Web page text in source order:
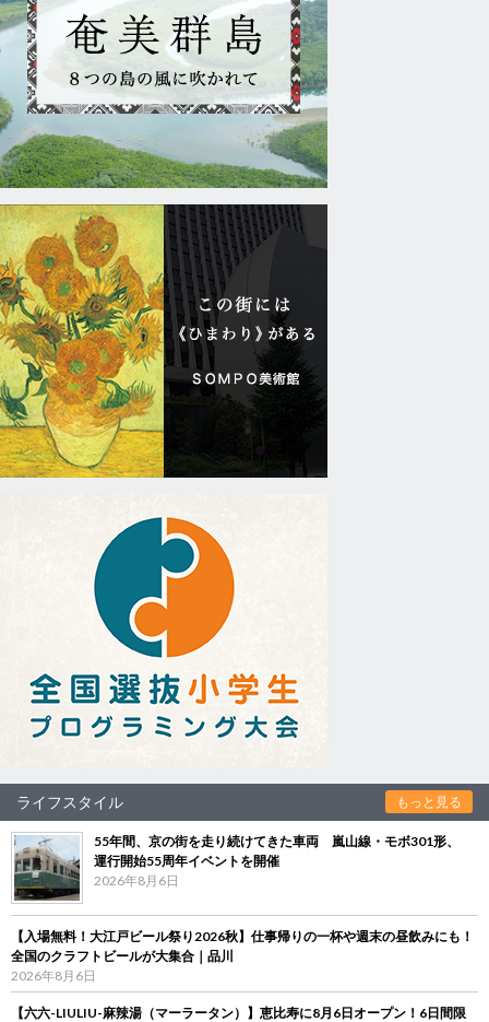
ライフスタイル もっと見る
55年間、京の街を走り続けてきた車両 嵐山線・モボ301形、
運行開始55周年イベントを開催
2026年8月6日
【入場無料！大江戸ビール祭り2026秋】仕事帰りの一杯や週末の昼飲みにも！
全国のクラフトビールが大集合｜品川
2026年8月6日
【六六-LIULIU-麻辣湯（マーラータン）】恵比寿に8月6日オープン！6日間限